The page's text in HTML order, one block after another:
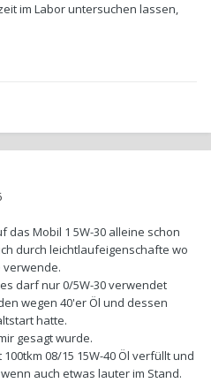
im Labor untersuchen lassen,
das Mobil 1 5W-30 alleine schon
durch leichtlaufeigenschafte wo
verwende.
darf nur 0/5W-30 verwendet
wegen 40'er Öl und dessen
hatte.
gesagt wurde.
08/15 15W-40 Öl verfüllt und
auch etwas lauter im Stand.